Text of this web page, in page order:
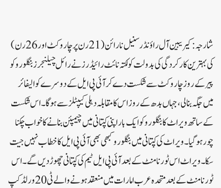
شارجہ :کیریبین آل راؤنڈر سنیل نارائن (21 رن پرچار وکٹ اور 26 رن)
کی بہترین کارکردگی کی بدولت کولکتہ نائٹ رائیڈرز نے رائل چیلنجرز بنگلورو کو
پیر کے روز چار وکٹ سے شکست دے کر آئی پی ایل کے دوسرے کوالیفائر
میں جگہ بنا لی ، جہاں بدھ کے روز اس کا مقابلہ دہلی کیپٹلز سے ہو گا ۔اس شکست
کے ساتھ ویراٹ کا بنگلورو کو ایک بار اپنی کپتانی میں چیمپئن بنانے کا خواب چکنا
چور ہو گیا ۔ ویراٹ کی کپتانی میں بنگلورو کبھی بھی آئی پی ایل کا خطاب نہیں جیت
سکا۔ ویراٹ اس ٹورنامنٹ کے بعد آئی پی ایل ٹیم کی کپتانی چھوڑ دیں گے۔ اس
ٹورنامنٹ کے بعد متحدہ عرب امارات میں منعقد ہونے والے ٹی 20 ورلڈ کپ